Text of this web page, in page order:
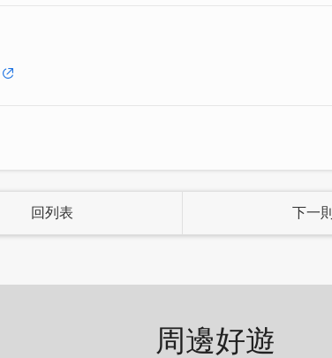
回列表 下一則
周邊好遊